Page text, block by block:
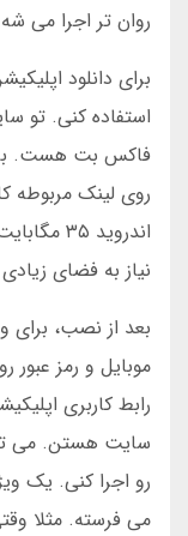
روان تر اجرا می
برای دانلود
استفاده کنی. تو
روی لینک
نیاز به فضای
بعد از نصب، برای
موبایل و رمز
رابط کاربری
سایت هستن. می
رو اجرا کنی. یک
می فرسته. مثلا